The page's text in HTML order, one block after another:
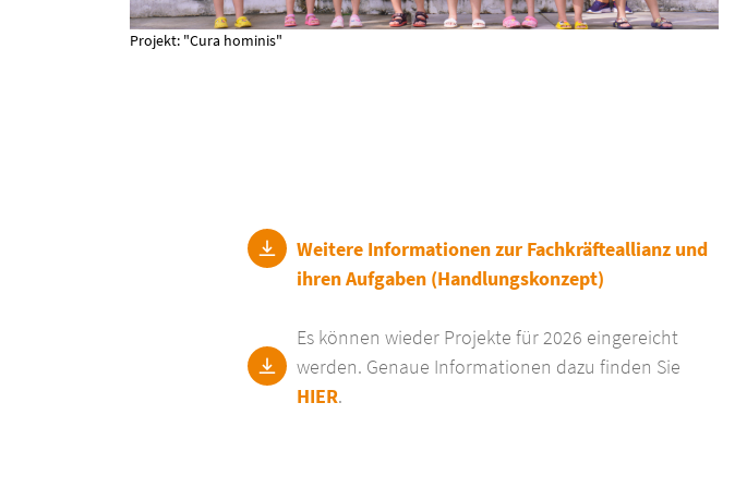
Projekt: "Cura hominis"
Weitere Informationen zur Fachkräfteallianz und
ihren Aufgaben (Handlungskonzept)
Es können wieder Projekte für 2026 eingereicht
werden. Genaue Informationen dazu finden Sie
HIER.